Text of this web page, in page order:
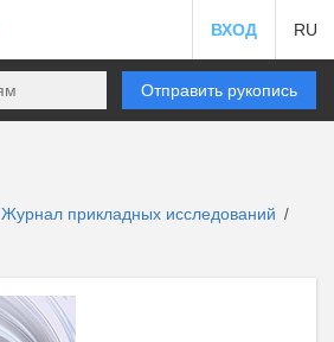
ВХОД RU
Отправить рукопись
Журнал прикладных исследований /